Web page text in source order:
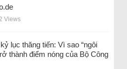
Views
lục thăng tiến: Vì sao “ngôi
thành điểm nóng của Bộ Công